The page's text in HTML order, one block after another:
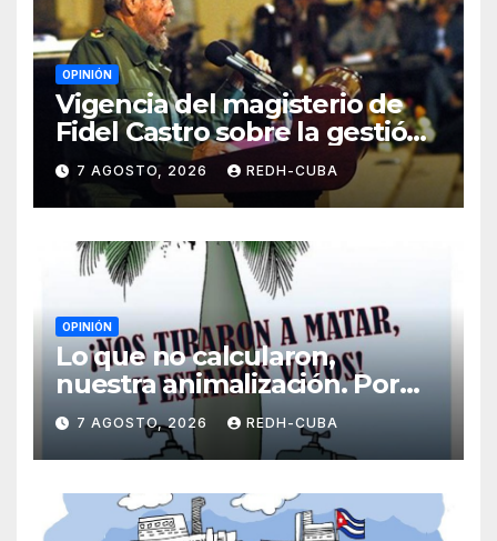
OPINIÓN
Vigencia del magisterio de
Fidel Castro sobre la gestión
del liderazgo revolucionario.
Por Jorge Luís Guach Estévez
7 AGOSTO, 2026 REDH-CUBA
OPINIÓN
Lo que no calcularon,
nuestra animalización. Por
Laidi Fernández de Juan
7 AGOSTO, 2026 REDH-CUBA